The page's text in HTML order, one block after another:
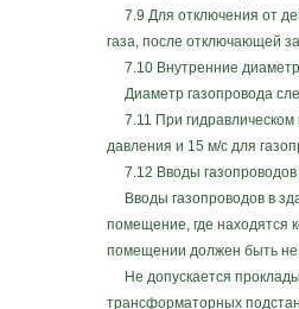
7.9 Для отключения от
газа, после отключающей
7.10 Внутренние
Диаметр газопровода
7.11 При гидравлическом
давления и 15 м/с для
7.12 Вводы газопроводов
Вводы газопроводов в
помещение, где находятся
помещении должен быть не
Не допускается
трансформаторных